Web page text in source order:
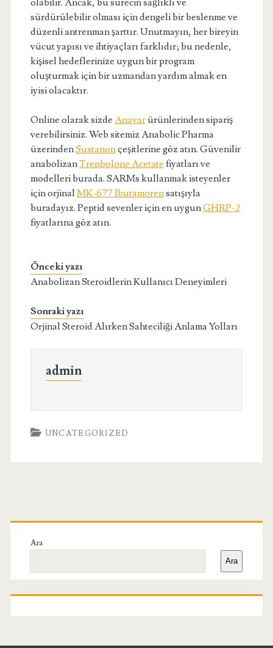
olabilir. Ancak, bu sürecin sağlıklı ve
sürdürülebilir olması için dengeli bir beslenme ve
düzenli antrenman şarttır. Unutmayın, her bireyin
vücut yapısı ve ihtiyaçları farklıdır; bu nedenle,
kişisel hedeflerinize uygun bir program
oluşturmak için bir uzmandan yardım almak en
iyisi olacaktır.
Online olarak sizde Anavarürünlerinden sipariş
verebilirsiniz. Web sitemiz Anabolic Pharma
üzerindenSustanonçeşitlerine göz atın. Güvenilir
anabolizanTrenbolone Acetate fiyatları ve
modelleri burada. SARMs kullanmak isteyenler
için orjinal MK-677 Ibutamorensatışıyla
buradayız. Peptid sevenler için en uygunGHRP-2
fiyatlarına göz atın.
Önceki yazı
Anabolizan Steroidlerin Kullanıcı Deneyimleri
Sonraki yazı
Orjinal Steroid Alırken Sahteciliği Anlama Yolları
admin
UNCATEGORIZED
Birincil
Yan
Menü
Ara
Ara